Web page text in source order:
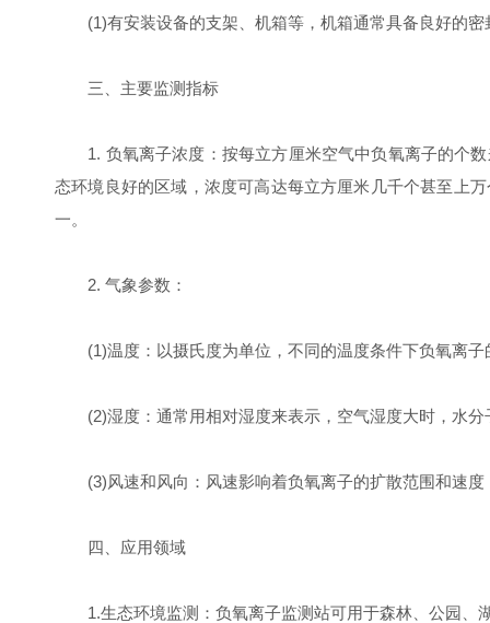
(1)有安装设备的支架、机箱等，机箱通常具备良好的密
三、主要监测指标
1. 负氧离子浓度：按每立方厘米空气中负氧离子的个数
态环境良好的区域，浓度可高达每立方厘米几千个甚至上
一。
2. 气象参数：
(1)温度：以摄氏度为单位，不同的温度条件下负氧离子
(2)湿度：通常用相对湿度来表示，空气湿度大时，水分
(3)风速和风向：风速影响着负氧离子的扩散范围和速度
四、应用领域
1.生态环境监测：负氧离子监测站可用于森林、公园、